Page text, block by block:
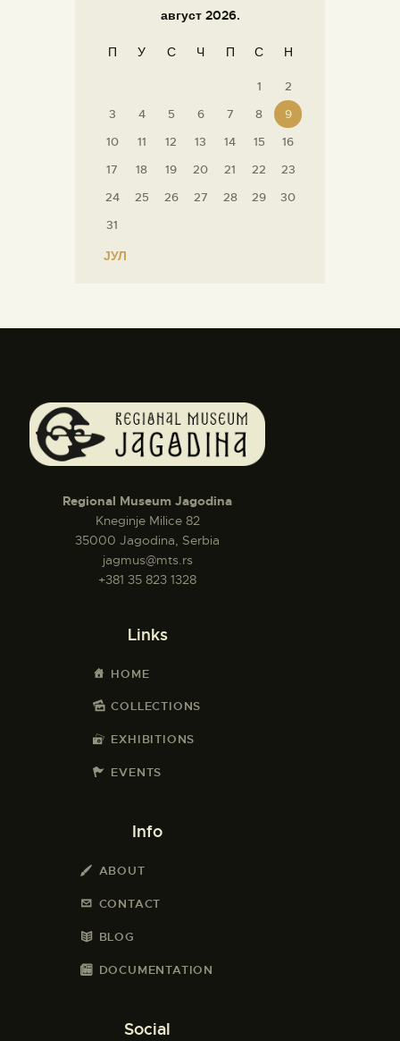
август 2026.
П У С Ч П С Н
1
2
3
4 5 6 7 8
9
10
11 12 13 14 15
16
17
18 19 20 21 22
23
24
25 26 27 28 29
30
31
« ЈУЛ
Regional Museum Jagodina
Kneginje Milice 82
35000 Jagodina, Serbia
jagmus@mts.rs
+381 35 823 1328
Links
HOME
COLLECTIONS
EXHIBITIONS
EVENTS
Info
ABOUT
CONTACT
BLOG
DOCUMENTATION
Social